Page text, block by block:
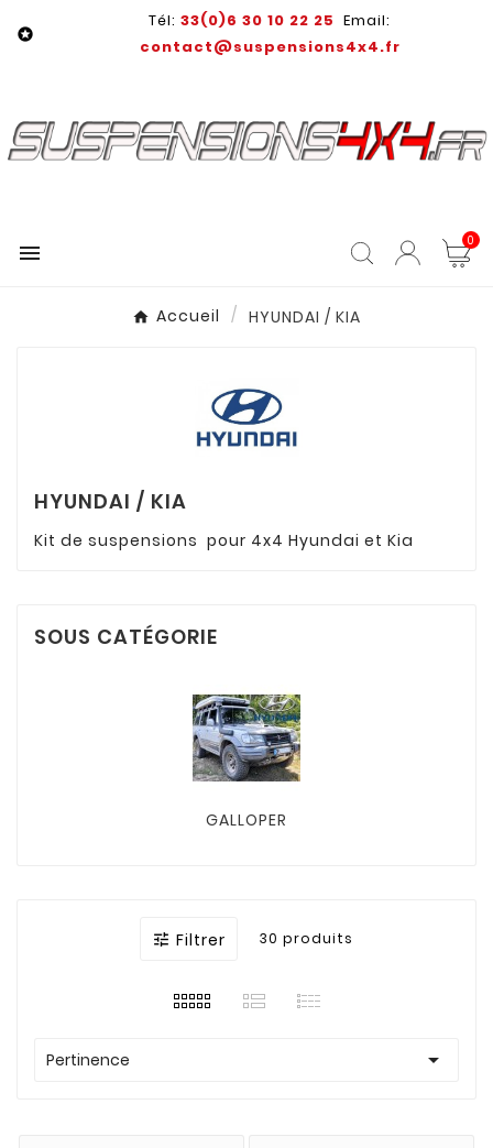

Tél: 33(0)6 30 10 22 25 Email:
contact@suspensions4x4.fr
 0
Accueil HYUNDAI / KIA
HYUNDAI / KIA
Kit de suspensions pour 4x4 Hyundai et Kia
SOUS CATÉGORIE
GALLOPER
 Filtrer 30 produits
Pertinence 